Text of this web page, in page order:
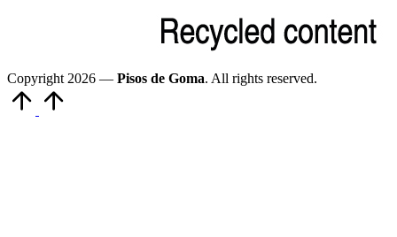
Copyright 2026 — Pisos de Goma. All rights reserved.